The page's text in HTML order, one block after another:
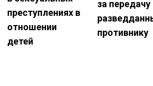
преступлениях в
отношении
детей
за передачу
противнику